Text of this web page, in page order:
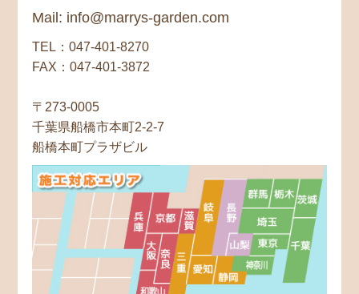
Mail: info@marrys-garden.com
TEL：047-401-8270
FAX：047-401-3872
〒273-0005
千葉県船橋市本町2-2-7
船橋本町プラザビル